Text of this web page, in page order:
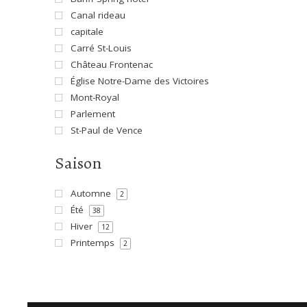
Canal rideau
capitale
Carré St-Louis
Château Frontenac
Église Notre-Dame des Victoires
Mont-Royal
Parlement
St-Paul de Vence
Saison
Automne 2
Été 38
Hiver 12
Printemps 2